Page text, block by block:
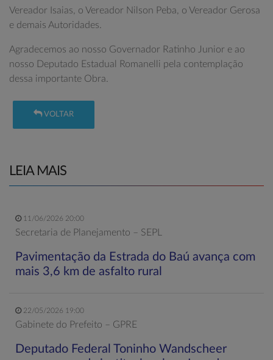
Vereador Isaias, o Vereador Nilson Peba, o Vereador Gerosa
e demais Autoridades.
Agradecemos ao nosso Governador Ratinho Junior e ao
nosso Deputado Estadual Romanelli pela contemplação
dessa importante Obra.
VOLTAR
LEIA MAIS
11/06/2026 20:00
Secretaria de Planejamento – SEPL
Pavimentação da Estrada do Baú avança com
mais 3,6 km de asfalto rural
22/05/2026 19:00
Gabinete do Prefeito – GPRE
Deputado Federal Toninho Wandscheer